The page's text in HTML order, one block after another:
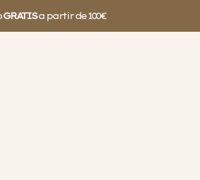
GRATISa partir de 100€